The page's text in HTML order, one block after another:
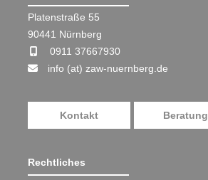
Platenstraße 55
90441 Nürnberg
0911 37667930
info (at) zaw-nuernberg.de
Kontakt Beratung
Rechtliches